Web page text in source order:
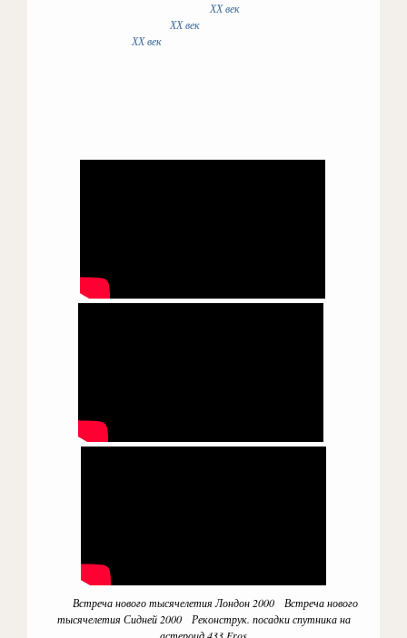
ХХ век
ХХ век
ХХ век
Встреча нового тысячелетия Лондон 2000 Встреча нового
тысячелетия Сидней 2000 Реконструк. посадки спутника на